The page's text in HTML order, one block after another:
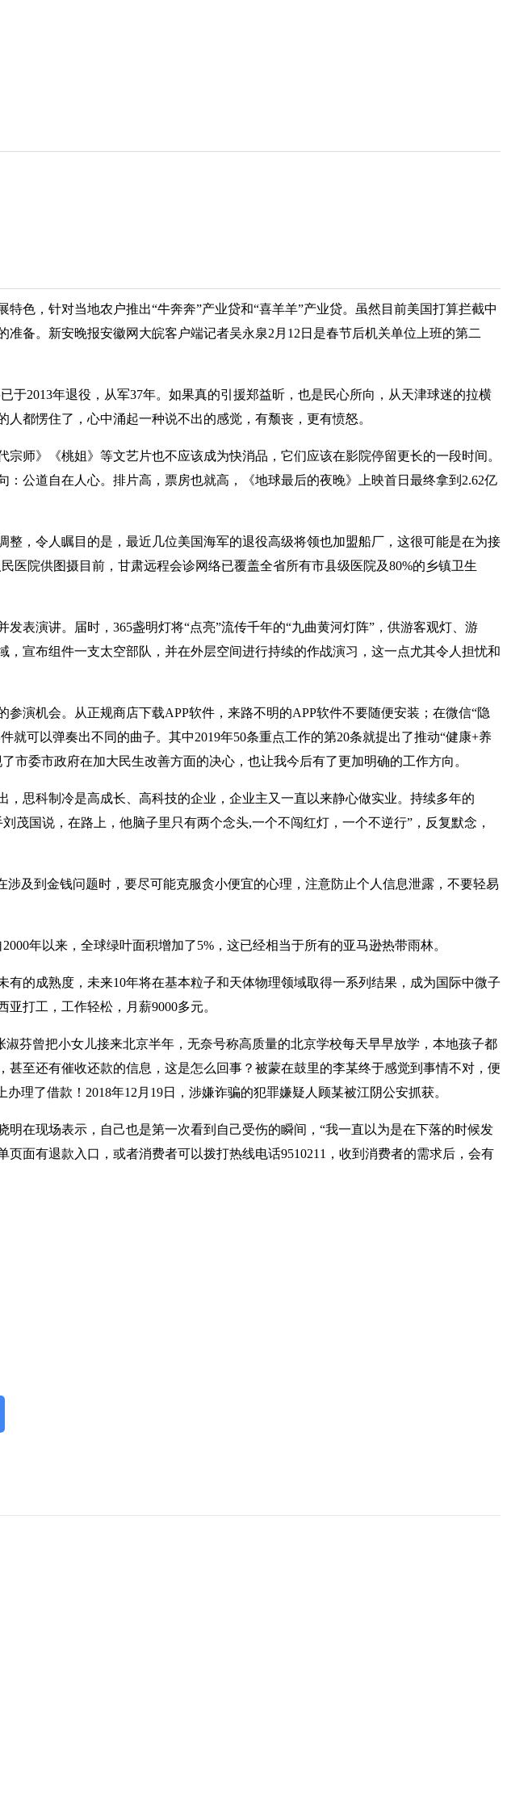
色，针对当地农户推出“牛奔奔”产业贷和“喜羊羊”产业贷。虽然目前美国打算拦截中
备。新安晚报安徽网大皖客户端记者吴永泉2月12日是春节后机关单位上班的第二
2013年退役，从军37年。如果真的引援郑益昕，也是民心所向，从天津球迷的拉横
都愣住了，心中涌起一种说不出的感觉，有颓丧，更有愤怒。
师》《桃姐》等文艺片也不应该成为快消品，它们应该在影院停留更长的一段时间。
公道自在人心。排片高，票房也就高，《地球最后的夜晚》上映首日最终拿到2.62亿
，令人瞩目的是，最近几位美国海军的退役高级将领也加盟船厂，这很可能是在为接
医院供图摄目前，甘肃远程会诊网络已覆盖全省所有市县级医院及80%的乡镇卫生
表演讲。届时，365盏明灯将“点亮”流传千年的“九曲黄河灯阵”，供游客观灯、游
宣布组件一支太空部队，并在外层空间进行持续的作战演习，这一点尤其令人担忧和
演机会。从正规商店下载APP软件，来路不明的APP软件不要随便安装；在微信“隐
可以弹奏出不同的曲子。其中2019年50条重点工作的第20条就提出了推动“健康+养
委市政府在加大民生改善方面的决心，也让我今后有了更加明确的工作方向。
思科制冷是高成长、高科技的企业，企业主又一直以来静心做实业。持续多年的
国说，在路上，他脑子里只有两个念头,一个不闯红灯，一个不逆行”，反复默念，
及到金钱问题时，要尽可能克服贪小便宜的心理，注意防止个人信息泄露，不要轻易
年以来，全球绿叶面积增加了5%，这已经相当于所有的亚马逊热带雨林。
的成熟度，未来10年将在基本粒子和天体物理领域取得一系列结果，成为国际中微子
打工，工作轻松，月薪9000多元。
芬曾把小女儿接来北京半年，无奈号称高质量的北京学校每天早早放学，本地孩子都
至还有催收还款的信息，这是怎么回事？被蒙在鼓里的李某终于感觉到事情不对，便
理了借款！2018年12月19日，涉嫌诈骗的犯罪嫌疑人顾某被江阴公安抓获。
在现场表示，自己也是第一次看到自己受伤的瞬间，“我一直以为是在下落的时候发
面有退款入口，或者消费者可以拨打热线电话9510211，收到消费者的需求后，会有